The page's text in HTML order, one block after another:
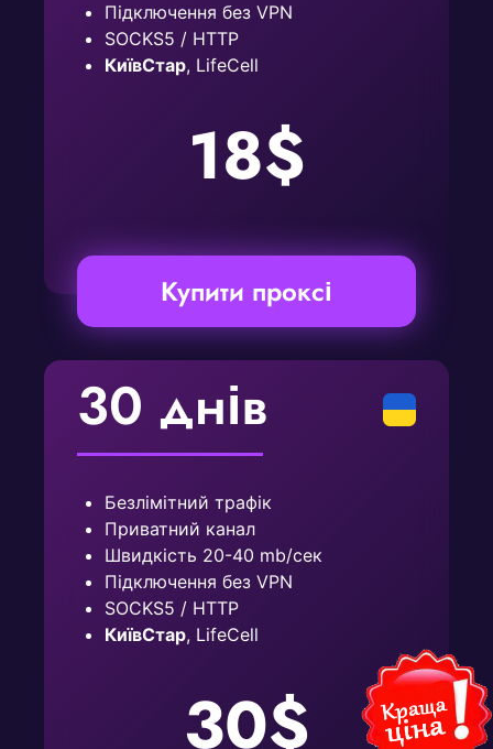
Підключення без VPN
SOCKS5 / HTTP
КиївСтар, LifeCell
18$
Купити проксі
30 днів
Безлімітний трафік
Приватний канал
Швидкість 20-40 mb/сек
Підключення без VPN
SOCKS5 / HTTP
КиївСтар, LifeCell
30$